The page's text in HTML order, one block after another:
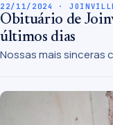
22/11/2024 ·
Obituário de
últimos dias
Nossas mais sinceras